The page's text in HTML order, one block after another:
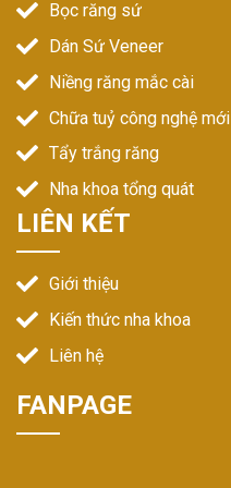
Bọc răng sứ
Dán Sứ Veneer
Niềng răng mắc cài
Chữa tuỷ công nghệ mới
Tẩy trắng răng
Nha khoa tổng quát
LIÊN KẾT
Giới thiệu
Kiến thức nha khoa
Liên hệ
FANPAGE